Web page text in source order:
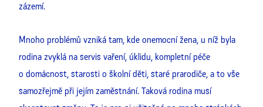
zázemí.
Mnoho problémů vzniká tam, kde onemocní žena, u níž byla
rodina zvyklá na servis vaření, úklidu, kompletní péče
o domácnost, starosti o školní děti, staré prarodiče, a to vše
samozřejmě při jejím zaměstnání. Taková rodina musí